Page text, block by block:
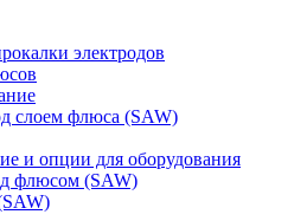
электродов
слоем флюса (SAW)
и опции для оборудования
флюсом (SAW)